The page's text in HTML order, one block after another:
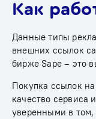
Как
Данные типы
внешних ссылок
бирже Sape – это
Покупка ссылок
качество сервиса
уверенными в том,